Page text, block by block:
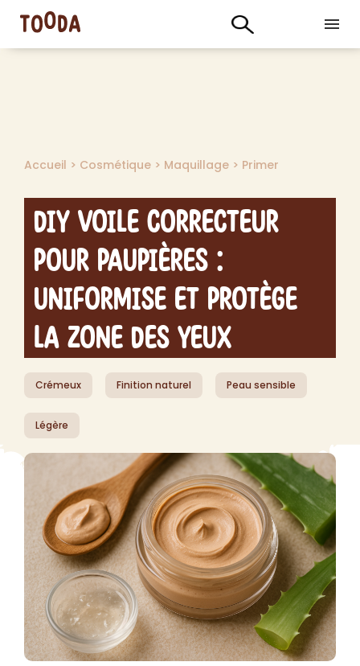
Accueil > Cosmétique > Maquillage > Primer
DIY Voile Correcteur
pour Paupières :
Uniformise et Protège
la Zone des Yeux
Crémeux Finition naturel Peau sensible
Légère